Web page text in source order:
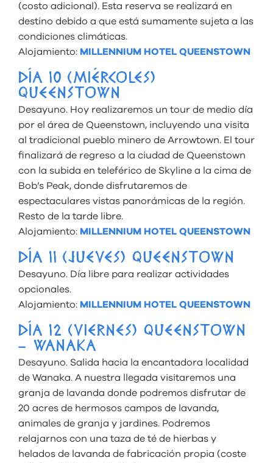
(costo adicional). Esta reserva se realizará en
destino debido a que está sumamente sujeta a las
condiciones climáticas.
Alojamiento: MILLENNIUM HOTEL QUEENSTOWN
DÍA 10 (MIÉRCOLES)
QUEENSTOWN
Desayuno. Hoy realizaremos un tour de medio día
por el área de Queenstown, incluyendo una visita
al tradicional pueblo minero de Arrowtown. El tour
finalizará de regreso a la ciudad de Queenstown
con la subida en teleférico de Skyline a la cima de
Bob’s Peak, donde disfrutaremos de
espectaculares vistas panorámicas de la región.
Resto de la tarde libre.
Alojamiento: MILLENNIUM HOTEL QUEENSTOWN
DÍA 11 (JUEVES) QUEENSTOWN
Desayuno. Día libre para realizar actividades
opcionales.
Alojamiento: MILLENNIUM HOTEL QUEENSTOWN
DÍA 12 (VIERNES) QUEENSTOWN
– WANAKA
Desayuno. Salida hacia la encantadora localidad
de Wanaka. A nuestra llegada visitaremos una
granja de lavanda donde podremos disfrutar de
20 acres de hermosos campos de lavanda,
animales de granja y jardines. Podremos
relajarnos con una taza de té de hierbas y
helados de lavanda de fabricación propia (coste